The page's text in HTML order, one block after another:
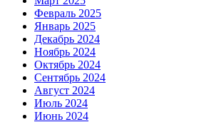
Февраль 2025
Январь 2025
Декабрь 2024
Ноябрь 2024
Октябрь 2024
Сентябрь 2024
Август 2024
Июль 2024
Июнь 2024